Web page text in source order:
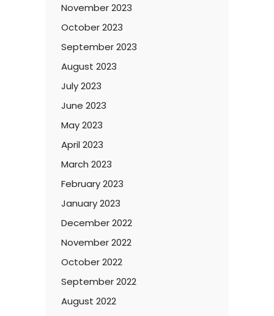
November 2023
October 2023
September 2023
August 2023
July 2023
June 2023
May 2023
April 2023
March 2023
February 2023
January 2023
December 2022
November 2022
October 2022
September 2022
August 2022